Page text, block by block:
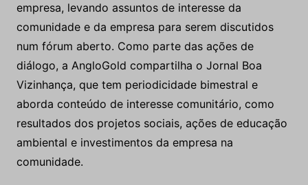
empresa, levando assuntos de interesse da
comunidade e da empresa para serem discutidos
num fórum aberto. Como parte das ações de
diálogo, a AngloGold compartilha o Jornal Boa
Vizinhança, que tem periodicidade bimestral e
aborda conteúdo de interesse comunitário, como
resultados dos projetos sociais, ações de educação
ambiental e investimentos da empresa na
comunidade.